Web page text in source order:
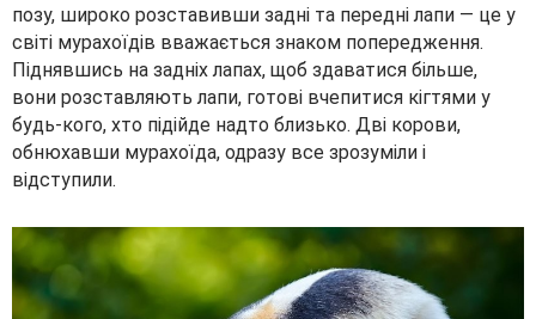
позу, широко розставивши задні та передні лапи — це у
світі мурахоїдів вважається знаком попередження.
Піднявшись на задніх лапах, щоб здаватися більше,
вони розставляють лапи, готові вчепитися кігтями у
будь-кого, хто підійде надто близько. Дві корови,
обнюхавши мурахоїда, одразу все зрозуміли і
відступили.